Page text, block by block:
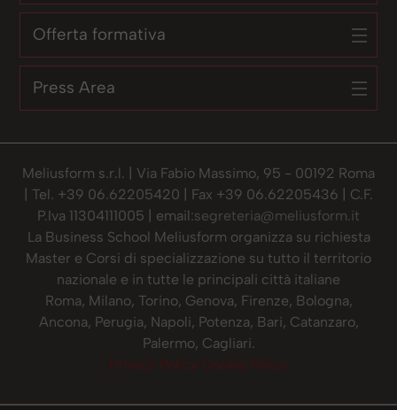
Offerta formativa
Press Area
Meliusform s.r.l. | Via Fabio Massimo, 95 - 00192 Roma
| Tel. +39 06.62205420 | Fax +39 06.62205436 | C.F.
P.Iva 11304111005 | email:segreteria@meliusform.it
La Business School Meliusform organizza su richiesta
Master e Corsi di specializzazione su tutto il territorio
nazionale e in tutte le principali città italiane
Roma, Milano, Torino, Genova, Firenze, Bologna,
Ancona, Perugia, Napoli, Potenza, Bari, Catanzaro,
Palermo, Cagliari.
Privacy Policy Cookie Policy